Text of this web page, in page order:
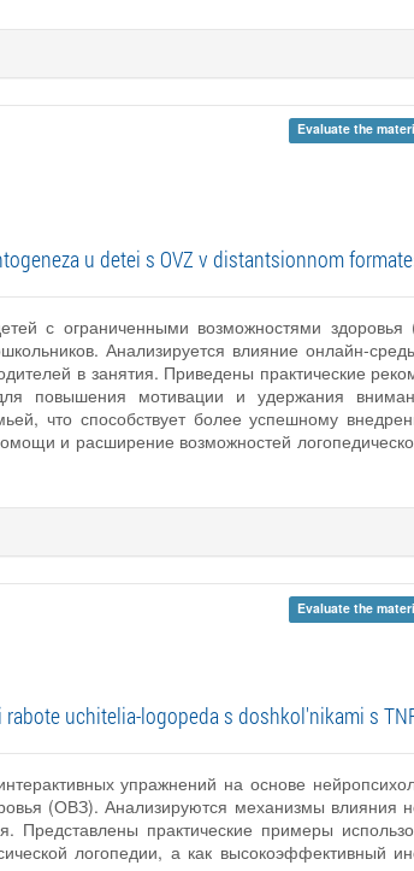
Evaluate the
u detei s OVZ v distantsionnom
с ограниченными возможностями
Анализируется влияние онлайн-
в занятия. Приведены практические
повышения мотивации и удержания
что способствует более успешному
и расширение возможностей
Evaluate the
uchitelia-logopeda s doshkol'nikami s
упражнений на основе
(ОВЗ). Анализируются механизмы влияния
Представлены практические примеры
логопедии, а как высокоэффективный